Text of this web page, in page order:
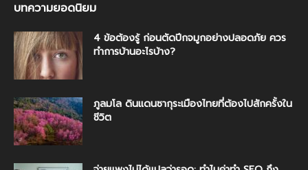
บทความยอดนิยม
4 ข้อต้องรู้ ก่อนตัดปีกจมูกอย่างปลอดภัย ควร
ทำการบ้านอะไรบ้าง?
ภูลมโล ดินแดนซากุระเมืองไทยที่ต้องไปสักครั้งใน
ชีวิต